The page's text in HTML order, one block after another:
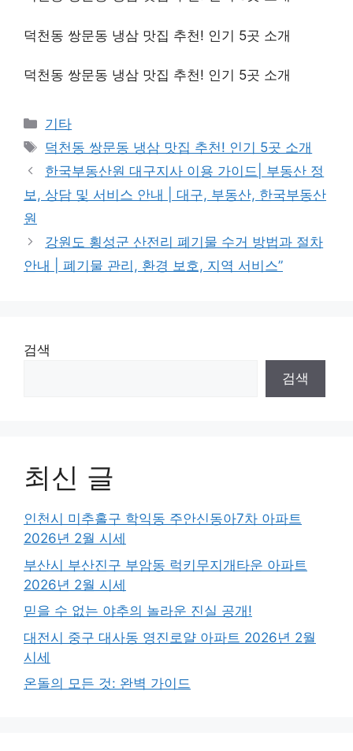
덕천동 쌍문동 냉삼 맛집 추천! 인기 5곳 소개
덕천동 쌍문동 냉삼 맛집 추천! 인기 5곳 소개
Categories
기타
Tags
덕천동 쌍문동 냉삼 맛집 추천! 인기 5곳 소개
한국부동산원 대구지사 이용 가이드| 부동산 정
보, 상담 및 서비스 안내 | 대구, 부동산, 한국부동산
원
강원도 횡성군 산전리 폐기물 수거 방법과 절차
안내 | 폐기물 관리, 환경 보호, 지역 서비스”
검색
검색
최신 글
인천시 미추홀구 학익동 주안신동아7차 아파트
2026년 2월 시세
부산시 부산진구 부암동 럭키무지개타운 아파트
2026년 2월 시세
믿을 수 없는 야추의 놀라운 진실 공개!
대전시 중구 대사동 영진로얄 아파트 2026년 2월
시세
온돌의 모든 것: 완벽 가이드